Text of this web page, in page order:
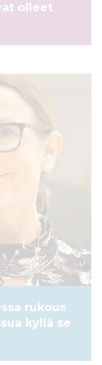
olleet
rukous
kyllä se